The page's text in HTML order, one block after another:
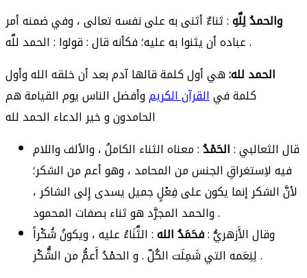
والحمدُ لِلَّهِ: ثناءٌ أثنى به على نفسه تعالى ، وفي ضمنه أمر
عباده أن يثنوا به عليه؛ فكأنه قال : قولوا : الحمد للَّه .
الحمد لله:هي أول كلمة قالها آدم بعد أن خلقه الله وأول
كلمة فيالقرآن الكريموأفضل الناس يوم القيامة هم
الحامدون و خير الدعاء الحمد لله
قال الثعالبي :الحَمْدُ: معناه الثناء الكاملُ ، والألف واللام
فيه لاِستغراقِ الجنس من المحامد ، وهو أعم من الشكر؛
لأنَّ الشكر إنما يكون على فِعْلٍ جميل يسدى إِلى الشاكر ،
والحمد المجرَّد هو ثناء بصفات المحمود .
وقال الأَزهريُّ :فحَمَدُ الله: الثَّنَاءُ عليه ، ويكونُ شُكْراً
لِنِعَمه التي شَمِلَت الكُلّ . و الحمْدُ أَعمُّ من الشُّكْر .